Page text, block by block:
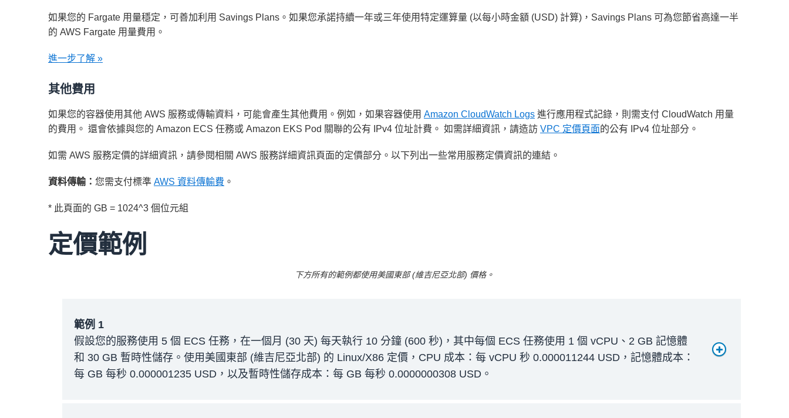
如果您的 Fargate 用量穩定，可善加利用 Savings Plans。如果您承諾持續一年或三年使用特定運算量 (以每小時金額 (USD) 計算)，Savings Plans 可為您節省高達一半
的 AWS Fargate 用量費用。
進一步了解 »
其他費用
如果您的容器使用其他 AWS 服務或傳輸資料，可能會產生其他費用。例如，如果容器使用 Amazon CloudWatch Logs 進行應用程式記錄，則需支付 CloudWatch 用量
的費用。 還會依據與您的 Amazon ECS 任務或 Amazon EKS Pod 關聯的公有 IPv4 位址計費。 如需詳細資訊，請造訪 VPC 定價頁面的公有 IPv4 位址部分。
如需 AWS 服務定價的詳細資訊，請參閱相關 AWS 服務詳細資訊頁面的定價部分。以下列出一些常用服務定價資訊的連結。
資料傳輸： 您需支付標準 AWS 資料傳輸費 。
* 此頁面的 GB = 1024^3 個位元組
定價範例
下方所有的範例都使用美國東部 (維吉尼亞北部) 價格。
範例 1
假設您的服務使用 5 個 ECS 任務，在一個月 (30 天) 每天執行 10 分鐘 (600 秒)，其中每個 ECS 任務使用 1 個 vCPU、2 GB 記憶體
和 30 GB 暫時性儲存。使用美國東部 (維吉尼亞北部) 的 Linux/X86 定價，CPU 成本：每 vCPU 秒 0.000011244 USD，記憶體成本：
每 GB 每秒 0.000001235 USD，以及暫時性儲存成本：每 GB 每秒 0.0000000308 USD。